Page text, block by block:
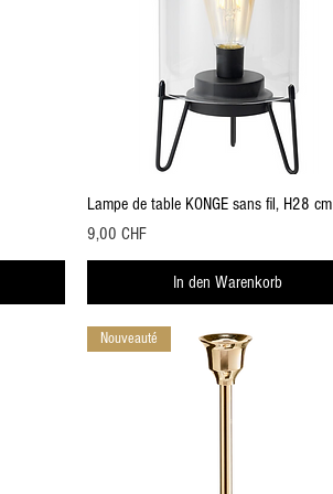
Schnellansicht
Lampe de table KONGE sans fil, H28 cm
Preis
9,00 CHF
In den Warenkorb
Nouveauté